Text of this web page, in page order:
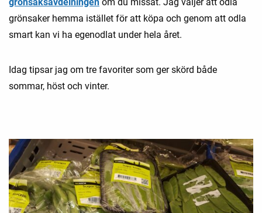
grönsaker hemma istället för att köpa och genom att odla
smart kan vi ha egenodlat under hela året.
Idag tipsar jag om tre favoriter som ger skörd både
sommar, höst och vinter.